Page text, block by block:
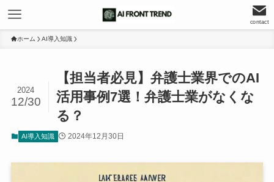
contact
ホーム AI導入知識
【担当者必見】弁護士業界でのAI
活用事例7選！弁護士業がなくな
る？
2024
12/30
AI導入知識 2024年12月30日